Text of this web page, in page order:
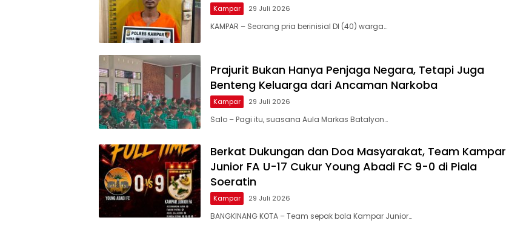
Kampar 29 Juli 2026
KAMPAR – Seorang pria berinisial DI (40) warga…
Prajurit Bukan Hanya Penjaga Negara, Tetapi Juga
Benteng Keluarga dari Ancaman Narkoba
Kampar 29 Juli 2026
Salo – Pagi itu, suasana Aula Markas Batalyon…
Berkat Dukungan dan Doa Masyarakat, Team Kampar
Junior FA U-17 Cukur Young Abadi FC 9-0 di Piala
Soeratin
Kampar 29 Juli 2026
BANGKINANG KOTA – Team sepak bola Kampar Junior…